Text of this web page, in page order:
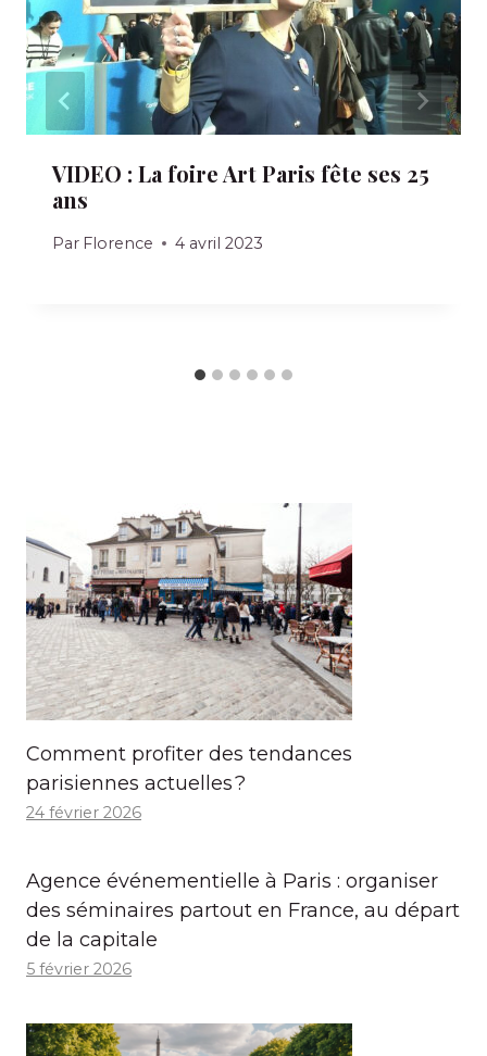
VIDEO : La foire Art Paris fête ses 25
ans
Par Florence 4 avril 2023
Comment profiter des tendances
parisiennes actuelles ?
24 février 2026
Agence événementielle à Paris : organiser
des séminaires partout en France, au départ
de la capitale
5 février 2026